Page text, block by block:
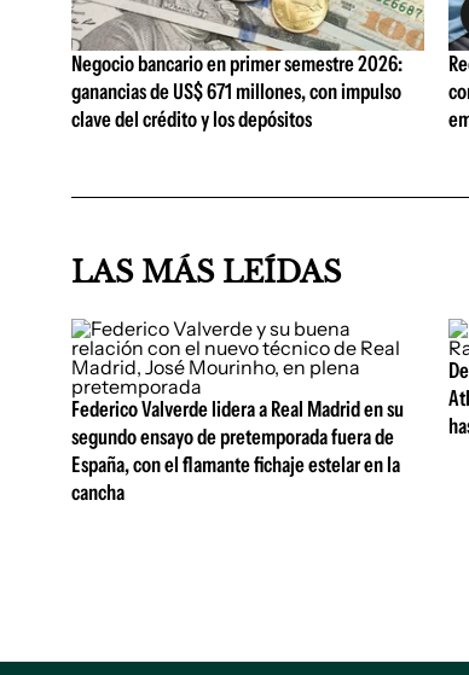
Negocio bancario en primer semestre 2026:
ganancias de US$ 671 millones, con impulso
clave del crédito y los depósitos
LAS MÁS LEÍDAS
Federico Valverde lidera a Real Madrid en su
segundo ensayo de pretemporada fuera de
España, con el flamante fichaje estelar en la
cancha